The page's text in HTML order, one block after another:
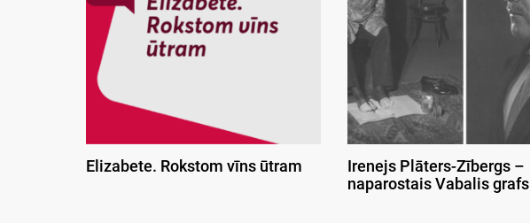
Elizabete. Rokstom vīns ūtram
Irenejs Plāters-Zībergs –
naparostais Vabalis grafs